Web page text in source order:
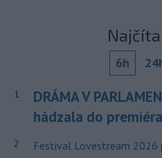
6h
1
DRÁMA V
hádzala do
2
Festival Lovestream 2026